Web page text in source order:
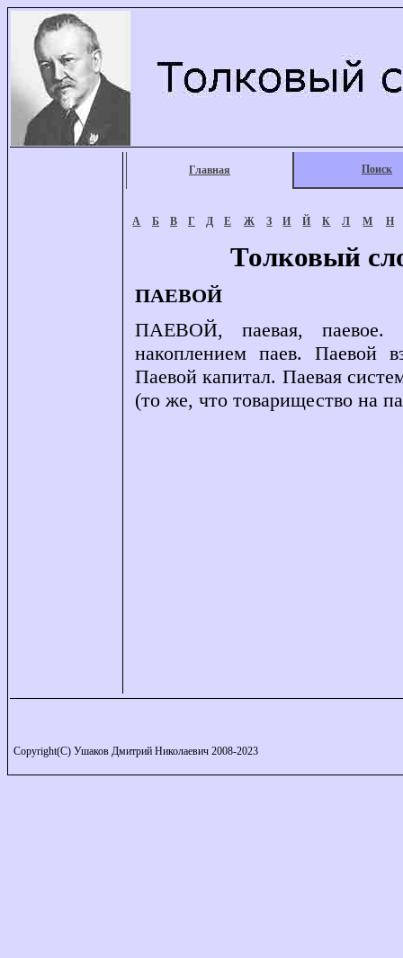
Главная Поиск
А Б В Г Д Е Ж З И Й К Л М Н
Толковый
ПАЕВОЙ
ПАЕВОЙ, паевая, паевое.
накоплением паев. Паевой
Паевой капитал. Паевая
(то же, что товарищество на
Copyright(C) Ушаков Дмитрий Николаевич 2008-2023